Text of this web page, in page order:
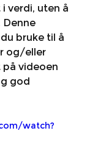
verdi, uten å
bruke til å
og/eller
videoen
god
watch?